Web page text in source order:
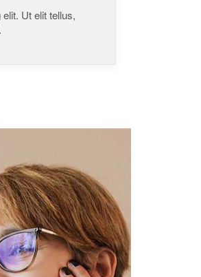
Ut elit tellus,